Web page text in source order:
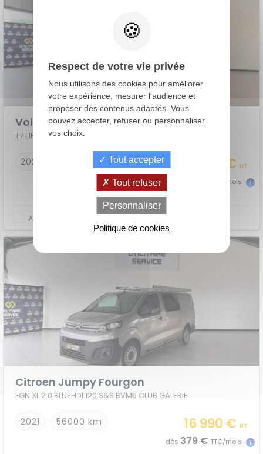
de
votreLe crédit
classique
Volkswagen Transporter Procab
T7 L1H1 2.0 TDI 170 BVA8 BUSINESS 5PL
2026 43 990 € HT
TTC/mois
AJOUTER AU COMPARATEUR
Citroen Jumpy Fourgon
FGN XL 2.0 BLUEHDI 120 S&S BVM6 CLUB GALERIE
2021 56000 km 16 990 € HT
dès 379 € TTC/mois
Respect de votre vie privée
Nous utilisons des cookies pour améliorer
votre expérience, mesurer l'audience et
proposer des contenus adaptés. Vous
pouvez accepter, refuser ou personnaliser
vos choix.
Tout accepter
Tout refuser
Personnaliser
Politique de cookies